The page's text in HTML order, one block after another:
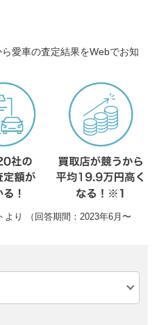
ら愛車の査定結果をWebでお知
り （回答期間：2023年6月〜